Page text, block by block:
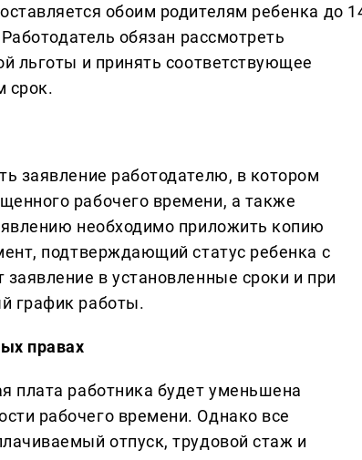
обоим родителям ребенка до
обязан рассмотреть
льготы и принять соответствующее
срок.
заявление работодателю, в котором
рабочего времени, а также
необходимо приложить копию
подтверждающий статус ребенка с
в установленные сроки и при
график работы.
правах
плата работника будет уменьшена
рабочего времени. Однако все
отпуск, трудовой стаж и